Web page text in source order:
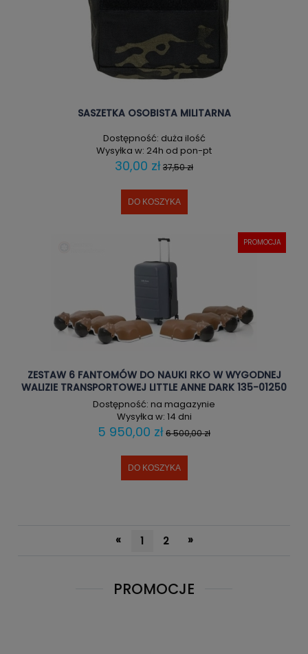
SASZETKA OSOBISTA MILITARNA
Dostępność: duża ilość
Wysyłka w: 24h od pon-pt
30,00 zł37,50 zł
DO KOSZYKA
ZESTAW 6 FANTOMÓW DO NAUKI RKO W WYGODNEJ
WALIZIE TRANSPORTOWEJ LITTLE ANNE DARK 135-01250
Dostępność: na magazynie
Wysyłka w: 14 dni
5 950,00 zł6 500,00 zł
DO KOSZYKA
PROMOCJA
« 1 2 »
PROMOCJE